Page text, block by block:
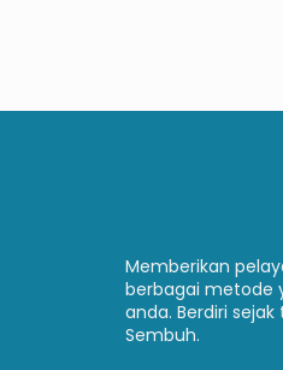
Memberikan
berbagai metode
anda. Berdiri
Sembuh.